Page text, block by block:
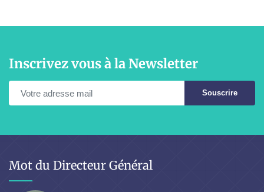
Inscrivez vous à la Newsletter
Souscrire
Mot du Directeur Général